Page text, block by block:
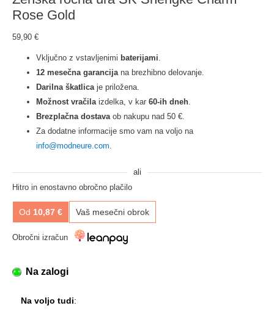
Rose Gold
59,90 €
Vključno z vstavljenimi baterijami
12 mesečna garancija na brezhibno delovanje.
Darilna škatlica je priložena.
Možnost vračila izdelka, v kar 60-ih dneh
Brezplačna dostava ob nakupu nad 50 €.
Za dodatne informacije smo vam na voljo na
info@modneure.com
ali
Hitro in enostavno obročno plačilo
Od 10,87 € Vaš mesečni obrok
Obročni izračun
Na zalogi
Na voljo tudi: